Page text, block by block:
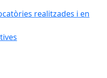
realitzades i en